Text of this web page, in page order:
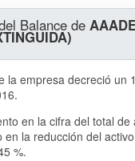
Balance de
la empresa decreció un
en la cifra del total de
en la reducción del
%.